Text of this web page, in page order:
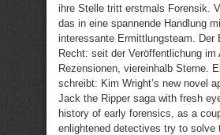
ihre Stelle tritt erstmals Forensik.
das in eine spannende Handlung
interessante Ermittlungsteam. Der
Recht: seit der Veröffentlichung im
Rezensionen, viereinhalb Sterne.
schreibt: Kim Wright’s new novel
Jack the Ripper saga with fresh
history of early forensics, as a
enlightened detectives try to solve